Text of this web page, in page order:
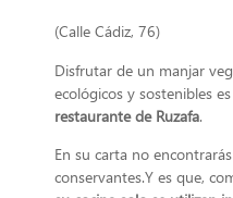
(Calle Cádiz, 76)
Disfrutar de un manjar
ecológicos y sostenibles
restaurante de Ruzafa.
En su carta no
conservantes.Y es que,